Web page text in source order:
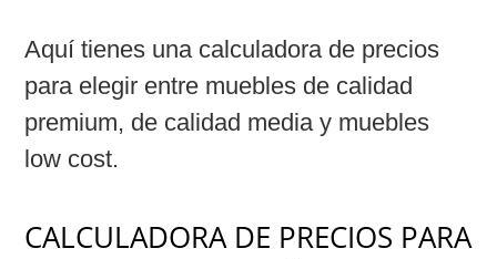
Aquí tienes una calculadora de precios
para elegir entre muebles de calidad
premium, de calidad media y muebles
low cost.
CALCULADORA DE PRECIOS PARA